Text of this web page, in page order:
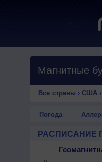
Магнитные
Все страны › США›
Погода
РАСПИСАНИЕ